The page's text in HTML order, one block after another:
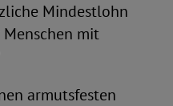
Mindestlohn
mit
armutsfesten